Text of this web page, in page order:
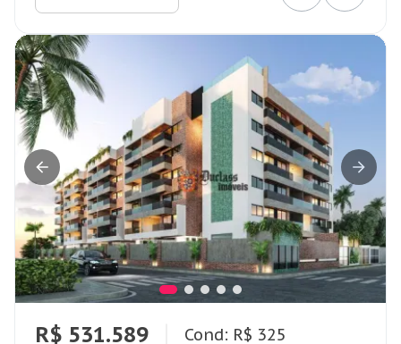
R$ 531.589 Cond: R$ 325